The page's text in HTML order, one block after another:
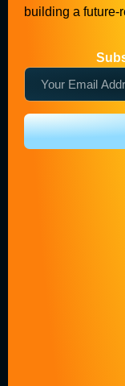
building a future-